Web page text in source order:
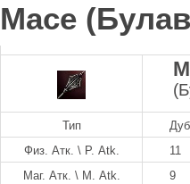
Mace
Тип
Физ. Атк. \ P. Atk.
11
Маг. Атк. \ M. Atk.
9